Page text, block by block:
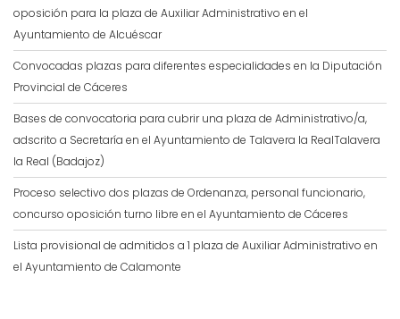
oposición para la plaza de Auxiliar Administrativo en el
Ayuntamiento de Alcuéscar
Convocadas plazas para diferentes especialidades en la Diputación
Provincial de Cáceres
Bases de convocatoria para cubrir una plaza de Administrativo/a,
adscrito a Secretaría en el Ayuntamiento de Talavera la RealTalavera
la Real (Badajoz)
Proceso selectivo dos plazas de Ordenanza, personal funcionario,
concurso oposición turno libre en el Ayuntamiento de Cáceres
Lista provisional de admitidos a 1 plaza de Auxiliar Administrativo en
el Ayuntamiento de Calamonte